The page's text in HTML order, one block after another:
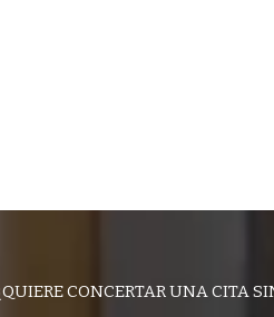
CONCERTAR UNA CITA